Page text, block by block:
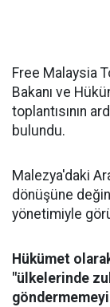
Free Malaysia
Bakanı ve
toplantısının
bulundu.
Malezya'daki
dönüşüne
yönetimiyle
Hükümet
"ülkelerinde